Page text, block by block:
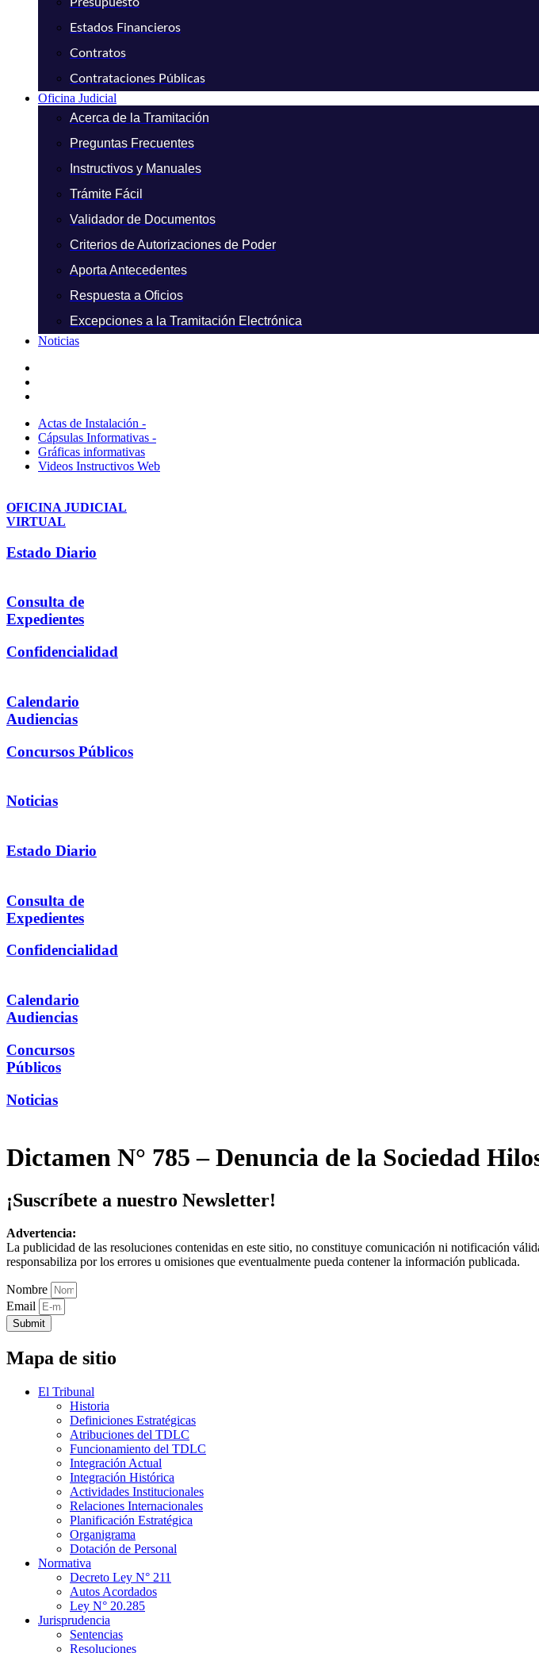
Estados Financieros
Contratos
Contrataciones Públicas
Oficina Judicial
Acerca de la Tramitación
Preguntas Frecuentes
Instructivos y Manuales
Trámite Fácil
Validador de Documentos
Criterios de Autorizaciones de Poder
Aporta Antecedentes
Respuesta a Oficios
Excepciones a la Tramitación Electrónica
Noticias
Actas de Instalación -
Cápsulas Informativas -
Gráficas informativas
Videos Instructivos Web
OFICINA JUDICIAL
VIRTUAL
Estado Diario
Consulta de
Expedientes
Confidencialidad
Calendario
Audiencias
Concursos Públicos
Noticias
Estado Diario
Consulta de
Expedientes
Confidencialidad
Calendario
Audiencias
Concursos
Públicos
Noticias
Dictamen N° 785 – Denuncia de la Sociedad
¡Suscríbete a nuestro Newsletter!
Advertencia:
La publicidad de las resoluciones contenidas en este sitio, no constituye comunicación ni notificación
responsabiliza por los errores u omisiones que eventualmente pueda contener la información publicada.
Nombre
Email
Submit
Mapa de sitio
El Tribunal
Historia
Definiciones Estratégicas
Atribuciones del TDLC
Funcionamiento del TDLC
Integración Actual
Integración Histórica
Actividades Institucionales
Relaciones Internacionales
Planificación Estratégica
Organigrama
Dotación de Personal
Normativa
Decreto Ley N° 211
Autos Acordados
Ley N° 20.285
Jurisprudencia
Sentencias
Resoluciones